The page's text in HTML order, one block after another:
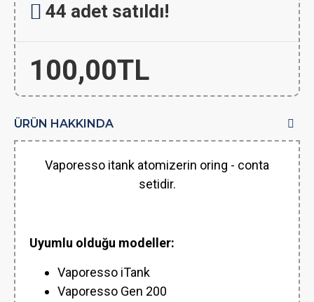
100,00TL
44 adet satıldı!
ÜRÜN HAKKINDA
Vaporesso itank atomizerin oring - conta
setidir.
Uyumlu olduğu modeller:
Vaporesso iTank
Vaporesso Gen 200